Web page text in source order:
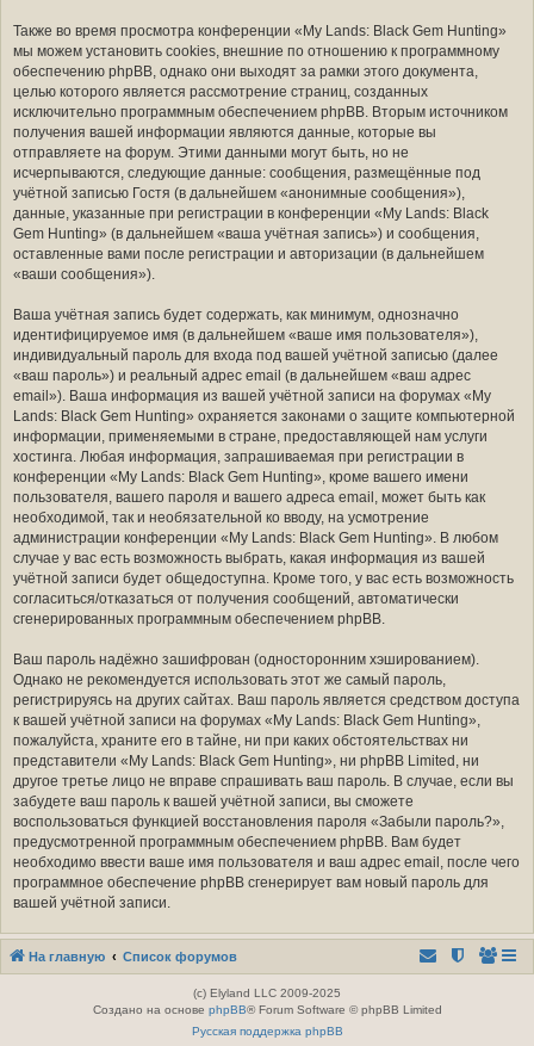
Также во время просмотра конференции «My Lands: Black Gem Hunting»
мы можем установить cookies, внешние по отношению к программному
обеспечению phpBB, однако они выходят за рамки этого документа,
целью которого является рассмотрение страниц, созданных
исключительно программным обеспечением phpBB. Вторым источником
получения вашей информации являются данные, которые вы
отправляете на форум. Этими данными могут быть, но не
исчерпываются, следующие данные: сообщения, размещённые под
учётной записью Гостя (в дальнейшем «анонимные сообщения»),
данные, указанные при регистрации в конференции «My Lands: Black
Gem Hunting» (в дальнейшем «ваша учётная запись») и сообщения,
оставленные вами после регистрации и авторизации (в дальнейшем
«ваши сообщения»).
Ваша учётная запись будет содержать, как минимум, однозначно
идентифицируемое имя (в дальнейшем «ваше имя пользователя»),
индивидуальный пароль для входа под вашей учётной записью (далее
«ваш пароль») и реальный адрес email (в дальнейшем «ваш адрес
email»). Ваша информация из вашей учётной записи на форумах «My
Lands: Black Gem Hunting» охраняется законами о защите компьютерной
информации, применяемыми в стране, предоставляющей нам услуги
хостинга. Любая информация, запрашиваемая при регистрации в
конференции «My Lands: Black Gem Hunting», кроме вашего имени
пользователя, вашего пароля и вашего адреса email, может быть как
необходимой, так и необязательной ко вводу, на усмотрение
администрации конференции «My Lands: Black Gem Hunting». В любом
случае у вас есть возможность выбрать, какая информация из вашей
учётной записи будет общедоступна. Кроме того, у вас есть возможность
согласиться/отказаться от получения сообщений, автоматически
сгенерированных программным обеспечением phpBB.
Ваш пароль надёжно зашифрован (односторонним хэшированием).
Однако не рекомендуется использовать этот же самый пароль,
регистрируясь на других сайтах. Ваш пароль является средством доступа
к вашей учётной записи на форумах «My Lands: Black Gem Hunting»,
пожалуйста, храните его в тайне, ни при каких обстоятельствах ни
представители «My Lands: Black Gem Hunting», ни phpBB Limited, ни
другое третье лицо не вправе спрашивать ваш пароль. В случае, если вы
забудете ваш пароль к вашей учётной записи, вы сможете
воспользоваться функцией восстановления пароля «Забыли пароль?»,
предусмотренной программным обеспечением phpBB. Вам будет
необходимо ввести ваше имя пользователя и ваш адрес email, после чего
программное обеспечение phpBB сгенерирует вам новый пароль для
вашей учётной записи.
На главную Список форумов
(c) Elyland LLC 2009-2025
Создано на основе phpBB® Forum Software © phpBB Limited
Русская поддержка phpBB